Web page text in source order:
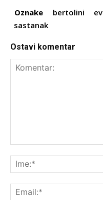
Oznake bertolini
sastanak
Ostavi komentar